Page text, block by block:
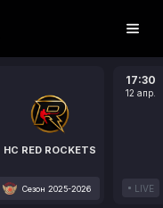
HC RED ROCKETS
Сезон 2025-2026
17:30
12 апр.
LIVE